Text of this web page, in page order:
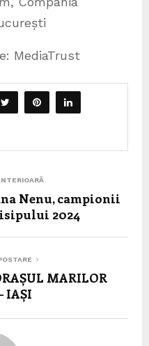
MediaTrust
Nenu, campionii
2024
MARILOR
IAȘI